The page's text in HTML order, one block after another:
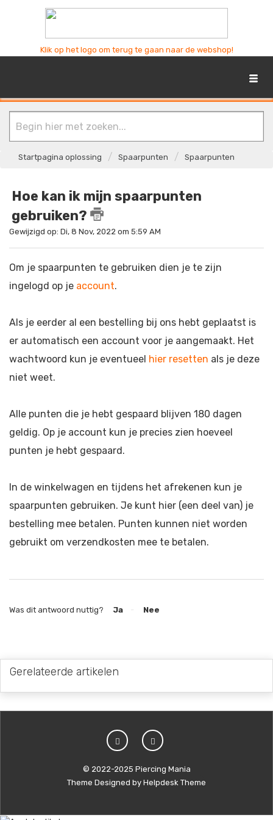
Klik op het logo om terug te gaan naar de webshop!
Startpagina oplossing Spaarpunten Spaarpunten
Hoe kan ik mijn spaarpunten
gebruiken?
Gewijzigd op: Di, 8 Nov, 2022 om 5:59 AM
Om je spaarpunten te gebruiken dien je te zijn
ingelogd op je account.
Als je eerder al een bestelling bij ons hebt geplaatst is
er automatisch een account voor je aangemaakt. Het
wachtwoord kun je eventueel hier resetten als je deze
niet weet.
Alle punten die je hebt gespaard blijven 180 dagen
geldig. Op je account kun je precies zien hoeveel
punten je hebt gespaard.
In de winkelwagen en tijdens het afrekenen kun je
spaarpunten gebruiken. Je kunt hier (een deel van) je
bestelling mee betalen. Punten kunnen niet worden
gebruikt om verzendkosten mee te betalen.
Was dit antwoord nuttig? Ja Nee
Gerelateerde artikelen
© 2022-2025 Piercing Mania
Theme Designed by Helpdesk Theme